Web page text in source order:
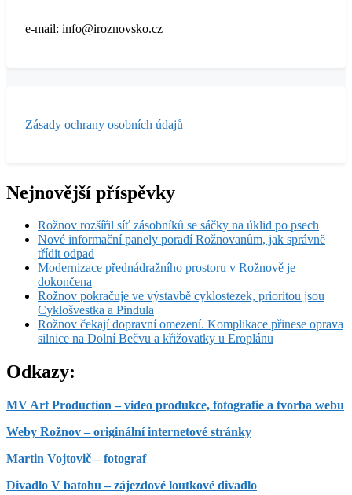
e-mail: info@iroznovsko.cz
Zásady ochrany osobních údajů
Nejnovější příspěvky
Rožnov rozšířil síť zásobníků se sáčky na úklid po psech
Nové informační panely poradí Rožnovanům, jak správně
třídit odpad
Modernizace přednádražního prostoru v Rožnově je
dokončena
Rožnov pokračuje ve výstavbě cyklostezek, prioritou jsou
Cyklošvestka a Pindula
Rožnov čekají dopravní omezení. Komplikace přinese oprava
silnice na Dolní Bečvu a křižovatky u Eroplánu
Odkazy:
MV Art Production – video produkce, fotografie a tvorba webu
Weby Rožnov – originální internetové stránky
Martin Vojtovič – fotograf
Divadlo V batohu – zájezdové loutkové divadlo